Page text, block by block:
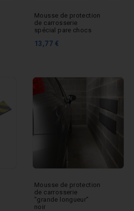
Mousse de protection
de carrosserie
spécial pare chocs
13,77 €
Mousse de protection
de carrosserie
"grande longueur"
noir